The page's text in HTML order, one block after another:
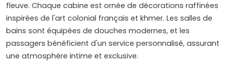
fleuve. Chaque cabine est ornée de décorations raffinées
inspirées de l'art colonial français et khmer. Les salles de
bains sont équipées de douches modernes, et les
passagers bénéficient d'un service personnalisé, assurant
une atmosphère intime et exclusive.